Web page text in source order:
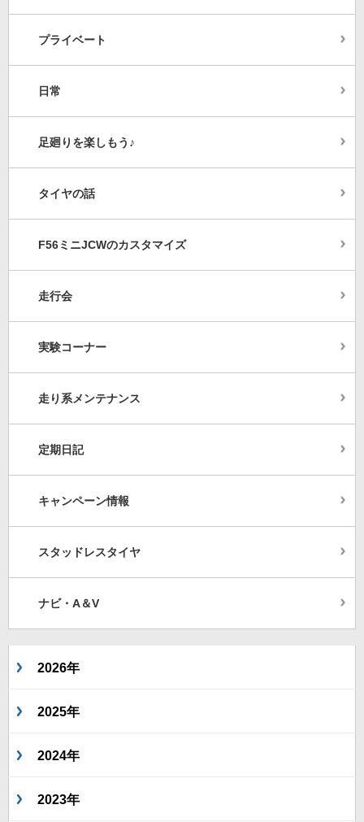
プライベート
日常
足廻りを楽しもう♪
タイヤの話
F56ミニJCWのカスタマイズ
走行会
実験コーナー
走り系メンテナンス
定期日記
キャンペーン情報
スタッドレスタイヤ
ナビ・A＆V
2026年
2025年
2024年
2023年